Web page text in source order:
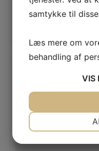
FUSION
samtykke til
Læs mere om
behandling af
VIS